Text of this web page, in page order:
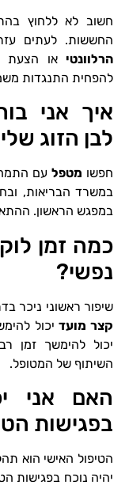
חשוב לא ללחוץ
החששות. לעתים
הרלוונטי או הצעת
להפחית התנגדות
איך אני
לבן הזוג
חפשו מטפלעם
במשרד הבריאות,
במפגש הראשון.
כמה זמן
נפשי?
שיפור ראשוני ניכר
קצר מועדיכול
יכול להימשך זמן
השיתוף של המטופל.
האם אני
בפגישות
הטיפול האישי הוא
יהיה נוכח בפגישות